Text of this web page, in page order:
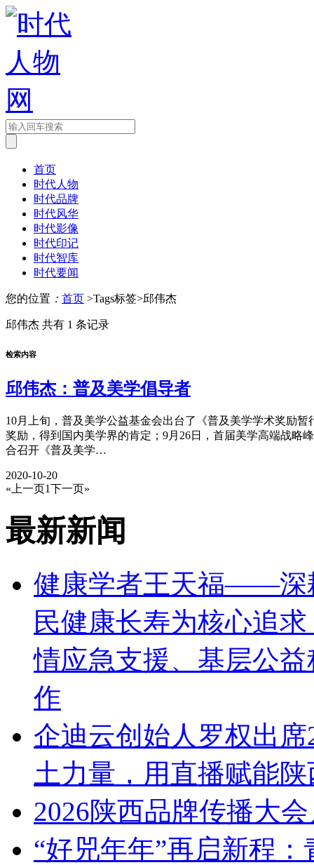
首页
时代人物
时代品牌
时代风华
时代影像
时代印记
时代智库
时代要闻
您的位置 ： 首页 >Tags标签>邱伟杰
邱伟杰 共有 1 条记录
检索内容
邱伟杰：普及美学倡导者
10月上旬，普及美学公益基金会出台了《普及美学学术奖励
奖励，得到国内美学界的肯定；9月26日，首届美学高端战略
合召开《普及美学…
2020-10-20
«上一页1下一页»
最新新闻
健康学者王天福——深
民健康长寿为核心追
情应急支援、基层公
作
企迪云创始人罗权出
土力量，用直播赋能
2026陕西品牌传播大
“好兕年年”再启新程